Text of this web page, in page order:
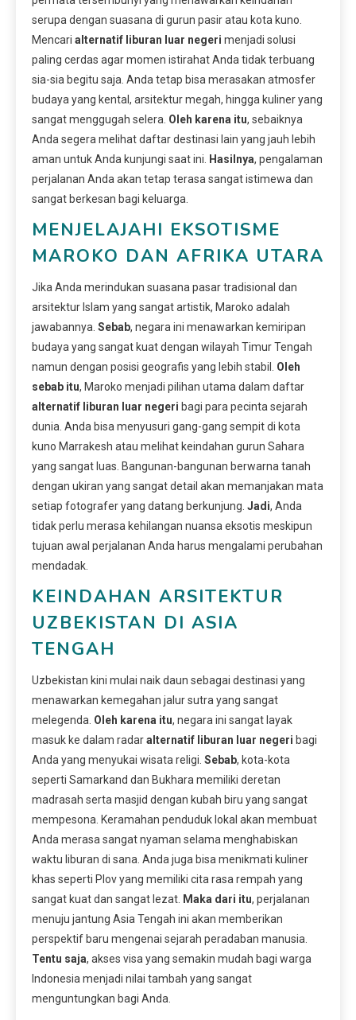
serupa dengan suasana di gurun pasir atau kota kuno.
Mencari alternatif liburan luar negeri menjadi solusi
paling cerdas agar momen istirahat Anda tidak terbuang
sia-sia begitu saja. Anda tetap bisa merasakan atmosfer
budaya yang kental, arsitektur megah, hingga kuliner yang
sangat menggugah selera. Oleh karena itu, sebaiknya
Anda segera melihat daftar destinasi lain yang jauh lebih
aman untuk Anda kunjungi saat ini.
Hasilnya, pengalaman
perjalanan Anda akan tetap terasa sangat istimewa dan
sangat berkesan bagi keluarga.
MENJELAJAHI EKSOTISME
MAROKO DAN AFRIKA UTARA
Jika Anda merindukan suasana pasar tradisional dan
arsitektur Islam yang sangat artistik, Maroko adalah
jawabannya. Sebab, negara ini menawarkan kemiripan
budaya yang sangat kuat dengan wilayah Timur Tengah
namun dengan posisi geografis yang lebih stabil. Oleh
sebab itu, Maroko menjadi pilihan utama dalam daftar
alternatif liburan luar negeri bagi para pecinta sejarah
dunia. Anda bisa menyusuri gang-gang sempit di kota
kuno Marrakesh atau melihat keindahan gurun Sahara
yang sangat luas. Bangunan-bangunan berwarna tanah
dengan ukiran yang sangat detail akan memanjakan mata
setiap fotografer yang datang berkunjung. Jadi, Anda
tidak perlu merasa kehilangan nuansa eksotis meskipun
tujuan awal perjalanan Anda harus mengalami perubahan
mendadak.
KEINDAHAN ARSITEKTUR
UZBEKISTAN DI ASIA
TENGAH
Uzbekistan kini mulai naik daun sebagai destinasi yang
menawarkan kemegahan jalur sutra yang sangat
melegenda. Oleh karena itu, negara ini sangat layak
masuk ke dalam radaralternatif liburan luar negeri bagi
Anda yang menyukai wisata religi. Sebab, kota-kota
seperti Samarkand dan Bukhara memiliki deretan
madrasah serta masjid dengan kubah biru yang sangat
mempesona. Keramahan penduduk lokal akan membuat
Anda merasa sangat nyaman selama menghabiskan
waktu liburan di sana. Anda juga bisa menikmati kuliner
khas seperti Plov yang memiliki cita rasa rempah yang
sangat kuat dan sangat lezat. Maka dari itu, perjalanan
menuju jantung Asia Tengah ini akan memberikan
perspektif baru mengenai sejarah peradaban manusia.
Tentu saja, akses visa yang semakin mudah bagi warga
Indonesia menjadi nilai tambah yang sangat
menguntungkan bagi Anda.